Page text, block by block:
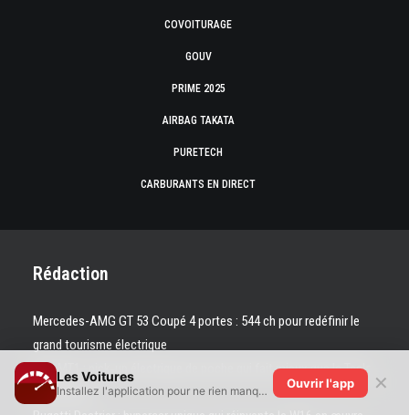
COVOITURAGE
GOUV
PRIME 2025
AIRBAG TAKATA
PURETECH
CARBURANTS EN DIRECT
Rédaction
Mercedes-AMG GT 53 Coupé 4 portes : 544 ch pour redéfinir le
grand tourisme électrique
Telo MT1 : pick‑up électrique de poche qui fait mieux que le Tesla
Cybertruck
Les Voitures
Installez l'application pour ne rien manquer !
Ouvrir l'app ✕